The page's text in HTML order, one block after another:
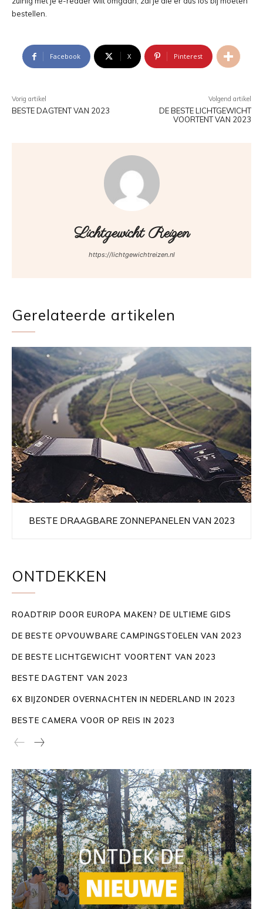
bestellen.
Facebook X Pinterest
Vorig artikel
BESTE DAGTENT VAN 2023
Volgend artikel
DE BESTE LICHTGEWICHT
VOORTENT VAN 2023
Lichtgewicht Reizen
https://lichtgewichtreizen.nl
Gerelateerde artikelen
BESTE DRAAGBARE ZONNEPANELEN VAN 2023
ONTDEKKEN
ROADTRIP DOOR EUROPA MAKEN? DE ULTIEME GIDS
DE BESTE OPVOUWBARE CAMPINGSTOELEN VAN 2023
DE BESTE LICHTGEWICHT VOORTENT VAN 2023
BESTE DAGTENT VAN 2023
6X BIJZONDER OVERNACHTEN IN NEDERLAND IN 2023
BESTE CAMERA VOOR OP REIS IN 2023